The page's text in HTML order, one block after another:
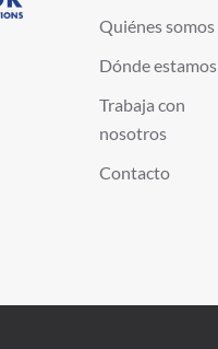
Quiénes somos
Dónde estamos
Trabaja con
nosotros
Contacto